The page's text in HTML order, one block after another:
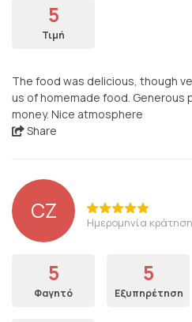
5
Τιμή
The food was delicious, though
us of homemade food. Generous
money. Nice atmosphere
Share
CZ Ημερομηνία
5
Φαγητό
5
Εξυπηρέτηση